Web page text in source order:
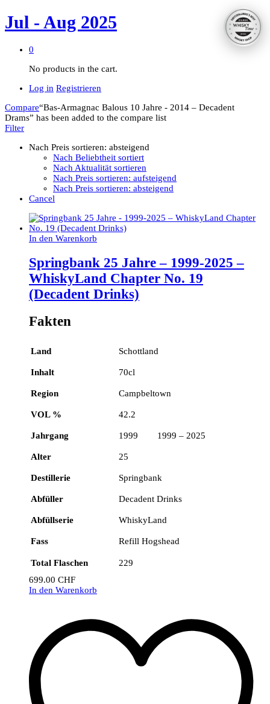
Jul - Aug 2025
0
No products in the cart.
Log in Registrieren
Compare“Bas-Armagnac Balous 10 Jahre - 2014 – Decadent
Drams” has been added to the compare list
Filter
Nach Preis sortieren: absteigend
Nach Beliebtheit sortiert
Nach Aktualität sortieren
Nach Preis sortieren: aufsteigend
Nach Preis sortieren: absteigend
Cancel
In den Warenkorb
Springbank 25 Jahre – 1999-2025 –
WhiskyLand Chapter No. 19
(Decadent Drinks)
Fakten
Land Schottland
Inhalt 70cl
Region Campbeltown
VOL % 42.2
Jahrgang 1999 1999 – 2025
Alter 25
Destillerie Springbank
Abfüller Decadent Drinks
Abfüllserie WhiskyLand
Fass Refill Hogshead
Total Flaschen
229
699.00 CHF
In den Warenkorb